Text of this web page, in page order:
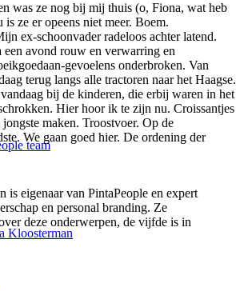
team
Kloosterman
was ze nog bij mij thuis (o, Fiona, wat heb
ze er opeens niet meer. Boem.
ex-schoonvader radeloos achter latend.
avond rouw en verwarring en
gevoelens onderbroken. Van
terug langs alle tractoren naar het Haagse.
bij de kinderen, die erbij waren in het
Hier hoor ik te zijn nu. Croissantjes
maken. Troostvoer. Op de
We gaan goed hier. De ordening der
is eigenaar van PintaPeople en expert
en personal branding. Ze
deze onderwerpen, de vijfde is in